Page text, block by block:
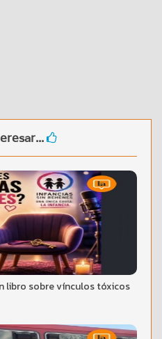
libro sobre vínculos tóxicos